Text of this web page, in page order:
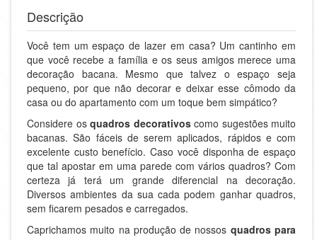
Descrição
Você tem um espaço de lazer em casa? Um cantinho em
que você recebe a família e os seus amigos merece uma
decoração bacana. Mesmo que talvez o espaço seja
pequeno, por que não decorar e deixar esse cômodo da
casa ou do apartamento com um toque bem simpático?
Considere os quadros decorativos como sugestões muito
bacanas. São fáceis de serem aplicados, rápidos e com
excelente custo benefício. Caso você disponha de espaço
que tal apostar em uma parede com vários quadros? Com
certeza já terá um grande diferencial na decoração.
Diversos ambientes da sua cada podem ganhar quadros,
sem ficarem pesados e carregados.
Caprichamos muito na produção de nossos quadros para